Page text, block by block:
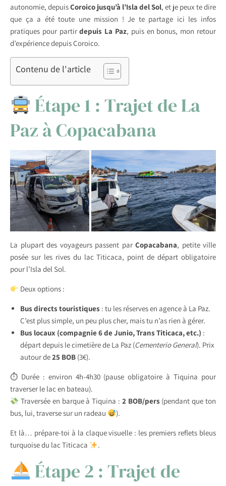
autonomie, depuisCoroico jusqu’à l’Isla del Sol, et je peux te dire
que ça a été toute une mission ! Je te partage ici les infos
pratiques pour partirdepuis La Paz, puis en bonus, mon retour
d’expérience depuis Coroico.
Contenu de l'article
Étape 1 : Trajet de La
Paz à Copacabana
La plupart des voyageurs passent par Copacabana, petite ville
posée sur les rives du lac Titicaca, point de départ obligatoire
pour l’Isla del Sol.
Deux options :
Bus directs touristiques : tu les réserves en agence à La Paz.
C’est plus simple, un peu plus cher, mais tu n’as rien à gérer.
Bus locaux (compagnie 6 de Junio, Trans Titicaca, etc.) :
départ depuis le cimetière de La Paz (Cementerio General). Prix
autour de25 BOB (3€).
⏱ Durée : environ 4h-4h30 (pause obligatoire à Tiquina pour
traverser le lac en bateau).
Traversée en barque à Tiquina : 2 BOB/pers (pendant que ton
bus, lui, traverse sur un radeau
).
Et là… prépare-toi à la claque visuelle : les premiers reflets bleus
turquoise du lac Titicaca
.
Étape 2 : Trajet de